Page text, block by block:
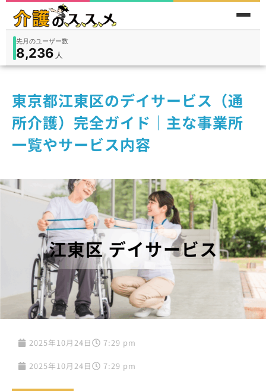
在宅9,360入所3,194
人
累計問い合わせ数
185件
東京都江東区のデイサービス（通
所介護）完全ガイド｜主な事業所
一覧やサービス内容
2025年10月24日 7:29 pm
2025年10月24日 7:29 pm